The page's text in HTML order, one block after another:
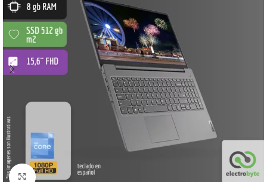
Click to enlarge